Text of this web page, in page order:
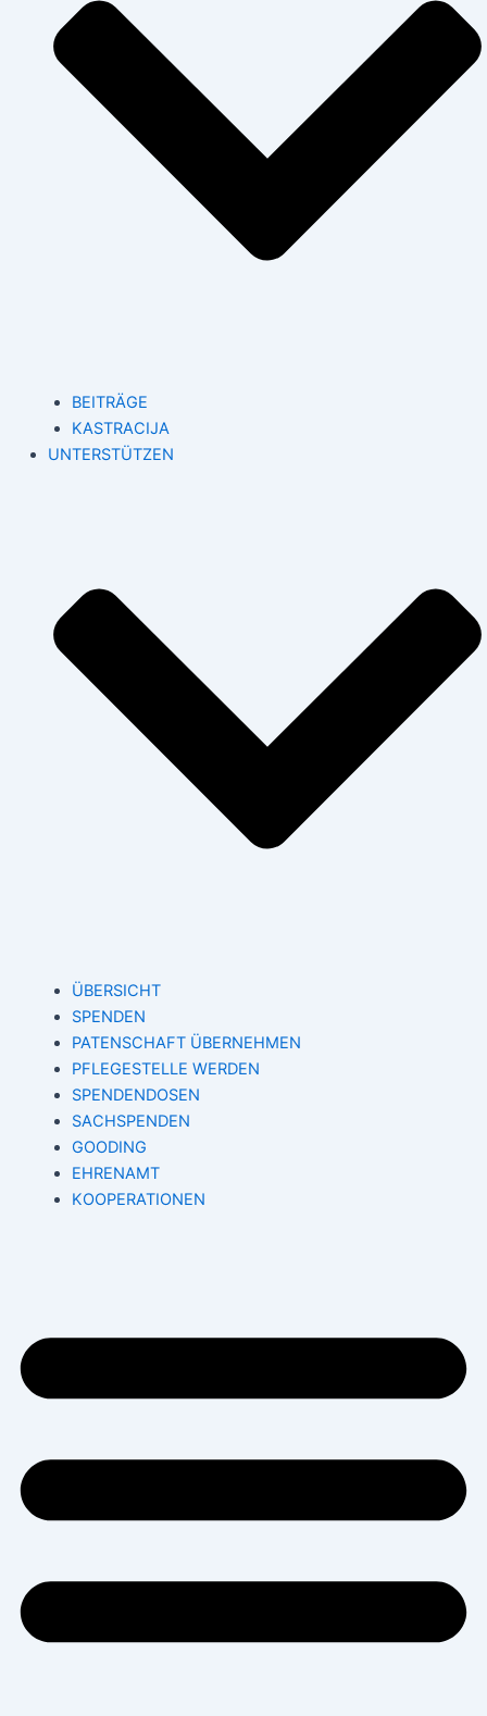
BEITRÄGE
KASTRACIJA
UNTERSTÜTZEN
ÜBERSICHT
SPENDEN
PATENSCHAFT ÜBERNEHMEN
PFLEGESTELLE WERDEN
SPENDENDOSEN
SACHSPENDEN
GOODING
EHRENAMT
KOOPERATIONEN